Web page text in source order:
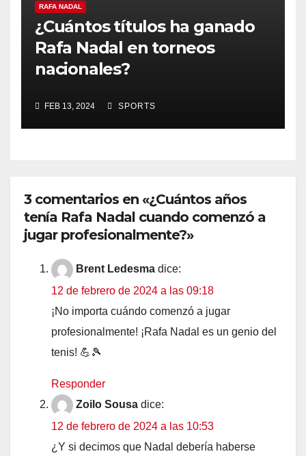
RAFA NADAL
¿Cuántos títulos ha ganado
Rafa Nadal en torneos
nacionales?
FEB 13, 2024 SPORTS
3 comentarios en «¿Cuántos años
tenía Rafa Nadal cuando comenzó a
jugar profesionalmente?»
Brent Ledesma dice:
12 de febrero de 2024 a las 09:18
¡No importa cuándo comenzó a jugar
profesionalmente! ¡Rafa Nadal es un genio del
tenis! 💪🎾
Responder
Zoilo Sousa dice:
12 de febrero de 2024 a las 10:53
¿Y si decimos que Nadal debería haberse